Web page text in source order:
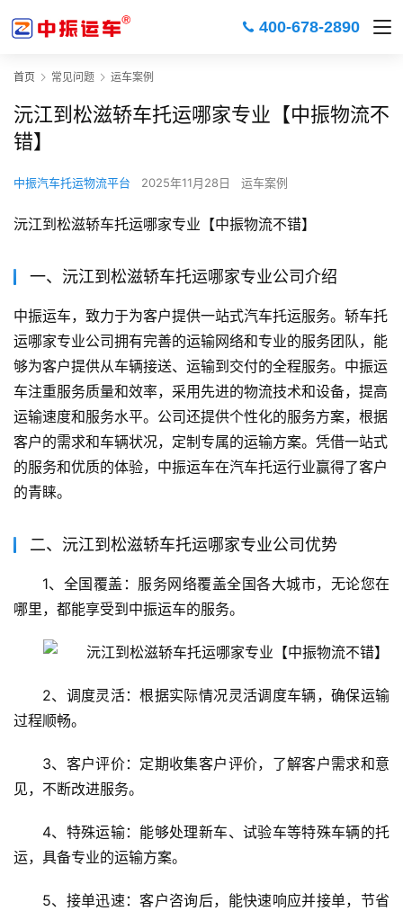
400-678-2890
首页 常见问题 运车案例
沅江到松滋轿车托运哪家专业【中振物流不
错】
中振汽车托运物流平台 2025年11月28日 运车案例
沅江到松滋轿车托运哪家专业【中振物流不错】
一、沅江到松滋轿车托运哪家专业公司介绍
中振运车，致力于为客户提供一站式汽车托运服务。轿车托
运哪家专业公司拥有完善的运输网络和专业的服务团队，能
够为客户提供从车辆接送、运输到交付的全程服务。中振运
车注重服务质量和效率，采用先进的物流技术和设备，提高
运输速度和服务水平。公司还提供个性化的服务方案，根据
客户的需求和车辆状况，定制专属的运输方案。凭借一站式
的服务和优质的体验，中振运车在汽车托运行业赢得了客户
的青睐。
二、沅江到松滋轿车托运哪家专业公司优势
1、全国覆盖：服务网络覆盖全国各大城市，无论您在
哪里，都能享受到中振运车的服务。
2、调度灵活：根据实际情况灵活调度车辆，确保运输
过程顺畅。
3、客户评价：定期收集客户评价，了解客户需求和意
见，不断改进服务。
4、特殊运输：能够处理新车、试验车等特殊车辆的托
运，具备专业的运输方案。
5、接单迅速：客户咨询后，能快速响应并接单，节省